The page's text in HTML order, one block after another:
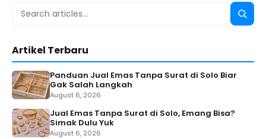
Search
Search
Artikel Terbaru
Panduan Jual Emas Tanpa Surat di Solo Biar
Gak Salah Langkah
August 6, 2026
Jual Emas Tanpa Surat di Solo, Emang Bisa?
Simak Dulu Yuk
August 6, 2026